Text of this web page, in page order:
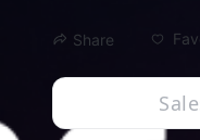
Share